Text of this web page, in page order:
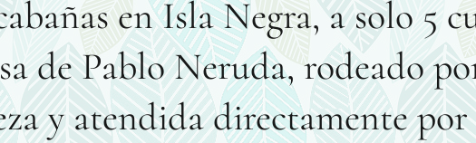
en Isla Negra, a solo 5
de Pablo Neruda, rodeado
y atendida directamente por